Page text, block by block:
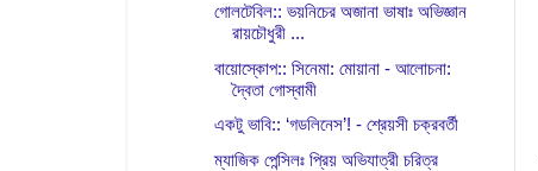
গোলটেবিল:: ভয়নিচের অজানা ভাষাঃ অভিজ্ঞান
রায়চৌধুরী ...
বায়োস্কোপ:: সিনেমা: মোয়ানা - আলোচনা:
দ্বৈতা গোস্বামী
একটু ভাবি:: ‘গডলিনেস’! - শ্রেয়সী চক্রবর্তী
ম্যাজিক পেন্সিলঃ প্রিয় অভিযাত্রী চরিত্র